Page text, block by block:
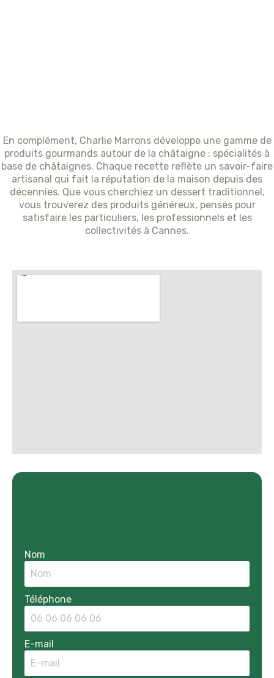
En complément, Charlie Marrons développe une gamme de
produits gourmands autour de la châtaigne : spécialités à
base de châtaignes. Chaque recette reflète un savoir-faire
artisanal qui fait la réputation de la maison depuis des
décennies. Que vous cherchiez un dessert traditionnel,
vous trouverez des produits généreux, pensés pour
satisfaire les particuliers, les professionnels et les
collectivités à Cannes.
Nom
Téléphone
E-mail